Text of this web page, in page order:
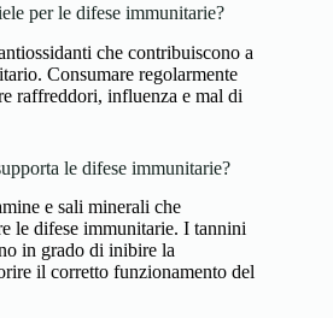
per le difese immunitarie?
che contribuiscono a
Consumare regolarmente
raffreddori, influenza e mal di
le difese immunitarie?
e sali minerali che
le difese immunitarie. I tannini
in grado di inibire la
il corretto funzionamento del